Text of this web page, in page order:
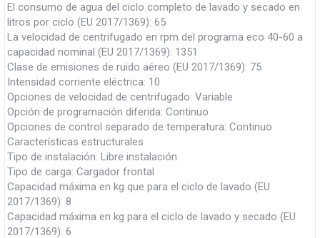
El consumo de agua del ciclo completo de lavado y secado en
litros por ciclo (EU 2017/1369): 65
La velocidad de centrifugado en rpm del programa eco 40-60 a
capacidad nominal (EU 2017/1369): 1351
Clase de emisiones de ruido aéreo (EU 2017/1369): 75
Intensidad corriente eléctrica: 10
Opciones de velocidad de centrifugado: Variable
Opción de programación diferida: Continuo
Opciones de control separado de temperatura: Continuo
Características estructurales
Tipo de instalación: Libre instalación
Tipo de carga: Cargador frontal
Capacidad máxima en kg que para el ciclo de lavado (EU
2017/1369): 8
Capacidad máxima en kg para el ciclo de lavado y secado (EU
2017/1369): 6